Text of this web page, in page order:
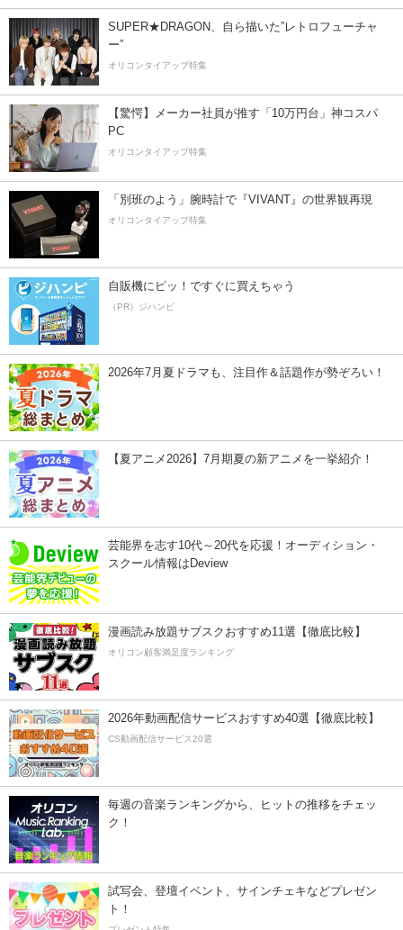
SUPER★DRAGON、自ら描いた”レトロフューチャ
ー”
オリコンタイアップ特集
【驚愕】メーカー社員が推す「10万円台」神コスパ
PC
オリコンタイアップ特集
「別班のよう」腕時計で『VIVANT』の世界観再現
オリコンタイアップ特集
自販機にピッ！ですぐに買えちゃう
（PR）ジハンピ
2026年7月夏ドラマも、注目作＆話題作が勢ぞろい！
【夏アニメ2026】7月期夏の新アニメを一挙紹介！
芸能界を志す10代～20代を応援！オーディション・
スクール情報はDeview
漫画読み放題サブスクおすすめ11選【徹底比較】
オリコン顧客満足度ランキング
2026年動画配信サービスおすすめ40選【徹底比較】
CS動画配信サービス20選
毎週の音楽ランキングから、ヒットの推移をチェッ
ク！
試写会、登壇イベント、サインチェキなどプレゼン
ト！